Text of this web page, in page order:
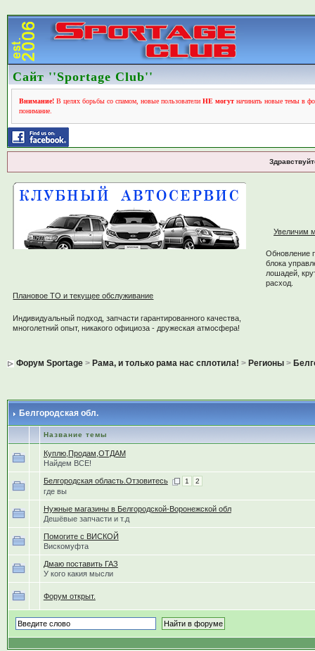
Сайт ''Sportage Club''
Внимание!В целях борьбы со спамом, новые пользователи НЕ могутначинать новые темы в
понимание.
Плановое ТО и текущее обслуживание
Индивидуальный подход, запчасти гарантированного качества,
многолетний опыт, никакого официоза - дружеская атмосфера!
Увеличим
Обновление
блока
лошадей,
расход.
Форум Sportage> Рама, и только рама нас сплотила! > Регионы>
Белгородская обл.
Название темы
Куплю,Продам,ОТДАМ
Найдем ВСЕ!
Белгородская область.Отзовитесь 1 2
где вы
Нужные магазины в Белгородской-Воронежской обл
Дешёвые запчасти и т.д
Помогите с ВИСКОЙ
Вискомуфта
Дмаю поставить ГАЗ
У кого какия мысли
Форум открыт.